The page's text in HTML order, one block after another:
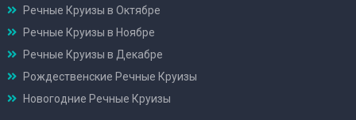
Речные Круизы в Октябре
Речные Круизы в Ноябре
Речные Круизы в Декабре
Рождественские Речные Круизы
Новогодние Речные Круизы